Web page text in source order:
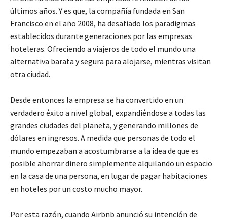
últimos años. Y es que, la compañía fundada en San
Francisco en el año 2008, ha desafiado los paradigmas
establecidos durante generaciones por las empresas
hoteleras. Ofreciendo a viajeros de todo el mundo una
alternativa barata y segura para alojarse, mientras visitan
otra ciudad.
Desde entonces la empresa se ha convertido en un
verdadero éxito a nivel global, expandiéndose a todas las
grandes ciudades del planeta, y generando millones de
dólares en ingresos. A medida que personas de todo el
mundo empezaban a acostumbrarse a la idea de que es
posible ahorrar dinero simplemente alquilando un espacio
en la casa de una persona, en lugar de pagar habitaciones
en hoteles por un costo mucho mayor.
Por esta razón, cuando Airbnb anunció su intención de